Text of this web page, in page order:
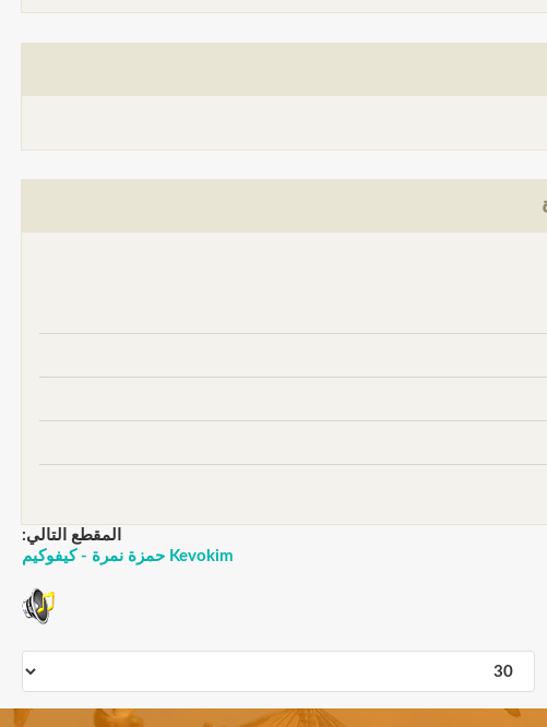
المقطع التالي:
Kevokim حمزة نمرة - كيفوكيم